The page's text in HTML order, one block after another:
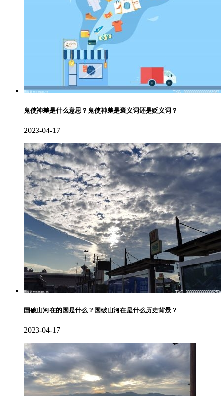
鬼使神差是什么意思？鬼使神差是褒义词还是贬义词？
2023-04-17
国破山河在的国是什么？国破山河在是什么历史背景？
2023-04-17